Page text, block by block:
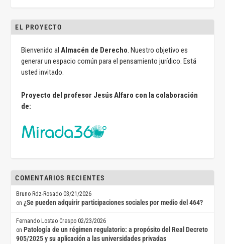
EL PROYECTO
Bienvenido alAlmacén de Derecho. Nuestro objetivo es
generar un espacio común para el pensamiento jurídico. Está
usted invitado.
Proyecto del profesor Jesús Alfaro con la colaboración
de:
COMENTARIOS RECIENTES
Bruno Rdz-Rosado 03/21/2026
on¿Se pueden adquirir participaciones sociales por medio del 464?
Fernando Lostao Crespo 02/23/2026
on Patología de un régimen regulatorio: a propósito del Real Decreto
905/2025 y su aplicación a las universidades privadas